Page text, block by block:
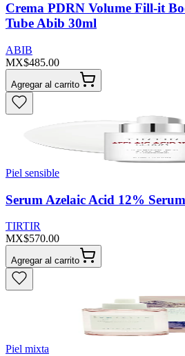
Crema PDRN Volume Fill-it
Tube Abib 30ml
ABIB
MX$485.00
Agregar al carrito
Piel sensible
Serum Azelaic Acid 12%
TIRTIR
MX$570.00
Agregar al carrito
Piel mixta